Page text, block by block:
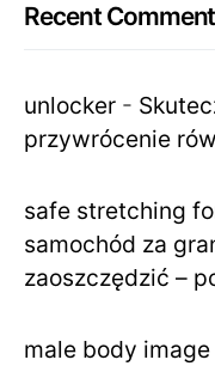
Recent
unlocker -
przywrócenie
safe stretching
samochód za
zaoszczędzić –
male body